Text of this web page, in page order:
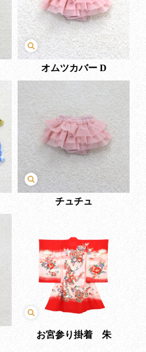
オムツカバー D
チュチュ
お宮参り掛着 朱